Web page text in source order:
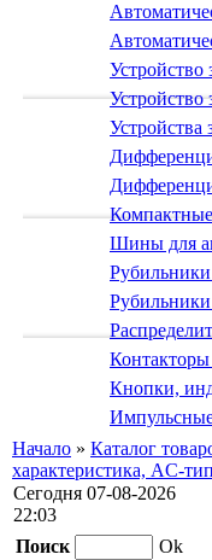
Устройства
Шины для
Рубильники
Контакторы
Кнопки,
Начало » Каталог
характеристика, AC-
Сегодня 07-08-2026
22:03
Поиск
Ok